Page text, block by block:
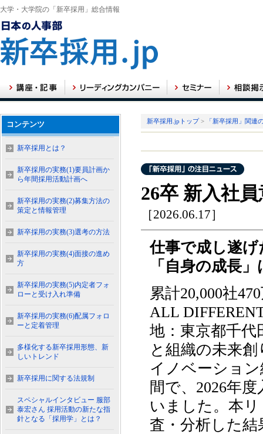
大学・大学院の「新卒採用」総合情報
新卒採用.jpトップ> 「新卒採用」関連
26卒 新入社
［2026.06.17］
仕事で成し遂げ
「自身の成長
累計20,000社
ALL
地：東京都千代
と組織の未来
イノベーション
間で、2026年
いました。本
査・分析した
コンテンツ
新卒採用とは？
新卒採用の実務(1)要員計画か
ら年間採用活動計画へ
新卒採用の実務(2)募集方法の
策定と情報管理
新卒採用の実務(3)選考の方法
新卒採用の実務(4)面接の進め
方
新卒採用の実務(5)内定者フォ
ローと受け入れ準備
新卒採用の実務(6)配属フォロ
ーと定着管理
多様化する新卒採用形態、新
しいトレンド
新卒採用に関する法規制
スペシャルインタビュー 服部
泰宏さん 採用活動の新たな指
針となる「採用学」とは？